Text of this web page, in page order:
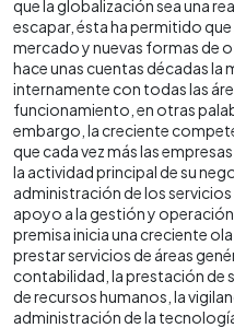
que la globalización sea una
escapar, ésta ha permitido
mercado y nuevas formas de
hace unas cuentas décadas la
internamente con todas las
funcionamiento, en otras
embargo, la creciente
que cada vez más las
la actividad principal de su
administración de los
apoyo a la gestión y
premisa inicia una creciente
prestar servicios de áreas
contabilidad, la prestación de
de recursos humanos, la
administración de la